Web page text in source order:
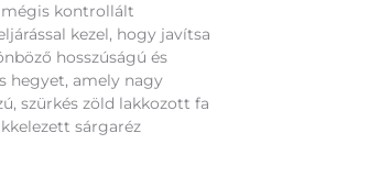
kontrollált
kezel, hogy javítsa
hosszúságú és
hegyet, amely nagy
szürkés zöld lakkozott fa
sárgaréz